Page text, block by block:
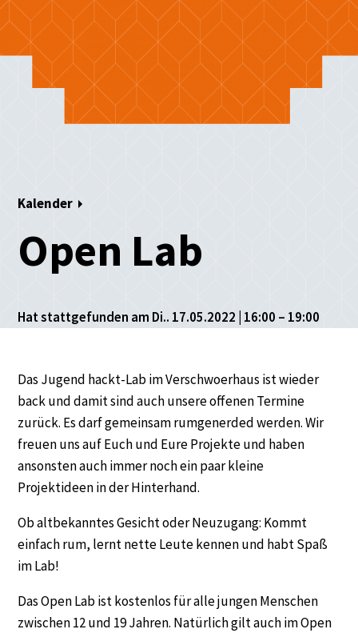
Kalender
Open Lab
Hat stattgefunden am Di.. 17.05.2022 | 16:00 – 19:00
Das Jugend hackt-Lab im Verschwoerhaus ist wieder
back und damit sind auch unsere offenen Termine
zurück. Es darf gemeinsam rumgenerded werden. Wir
freuen uns auf Euch und Eure Projekte und haben
ansonsten auch immer noch ein paar kleine
Projektideen in der Hinterhand.
Ob altbekanntes Gesicht oder Neuzugang: Kommt
einfach rum, lernt nette Leute kennen und habt Spaß
im Lab!
Das Open Lab ist kostenlos für alle jungen Menschen
zwischen 12 und 19 Jahren. Natürlich gilt auch im Open